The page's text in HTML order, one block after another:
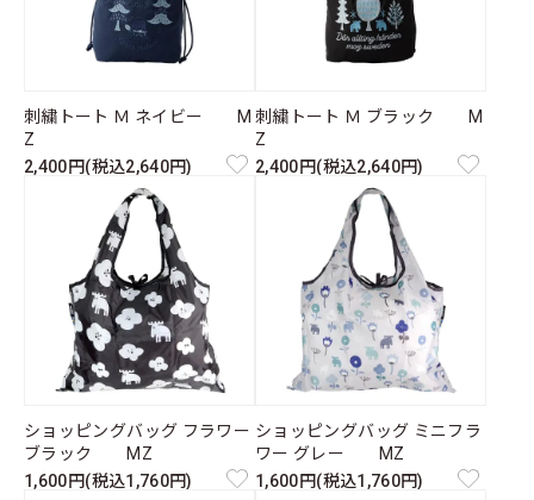
刺繍トート Ｍ ネイビー M
Z
2,400円(税込2,640円)
刺繍トート Ｍ ブラック M
Z
2,400円(税込2,640円)
ショッピングバッグ フラワー
ブラック MZ
1,600円(税込1,760円)
ショッピングバッグ ミニフラ
ワー グレー MZ
1,600円(税込1,760円)